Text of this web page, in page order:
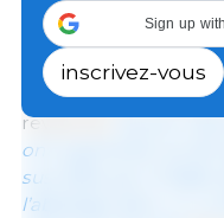
baisse, sous l’effet
et d’une demande à
malgré les
dans plusieurs des
revanche,les prix
ont augmenté, du fait
suscitées par la
l’abattage dans un
Sign up
inscrivez-vous